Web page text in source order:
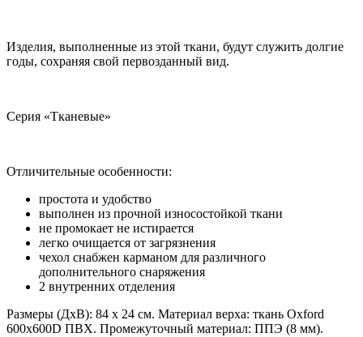
Изделия, выполненные из этой ткани, будут служить долгие
годы, сохраняя свой первозданный вид.
Серия «Тканевые»
Отличительные особенности:
простота и удобство
выполнен из прочной износостойкой ткани
не промокает не истирается
легко очищается от загрязнения
чехол снабжен карманом для различного
дополнительного снаряжения
2 внутренних отделения
Размеры (ДхВ): 84 х 24 см. Материал верха: ткань Oxford
600х600D ПВХ. Промежуточный материал: ППЭ (8 мм).